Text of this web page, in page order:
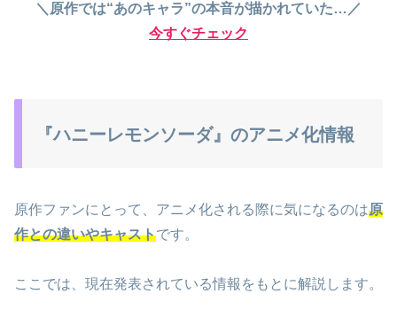
＼原作では“あのキャラ”の本音が描かれていた…／
今すぐチェック
『ハニーレモンソーダ』のアニメ化情報
原作ファンにとって、アニメ化される際に気になるのは原
作との違いやキャストです。
ここでは、現在発表されている情報をもとに解説します。